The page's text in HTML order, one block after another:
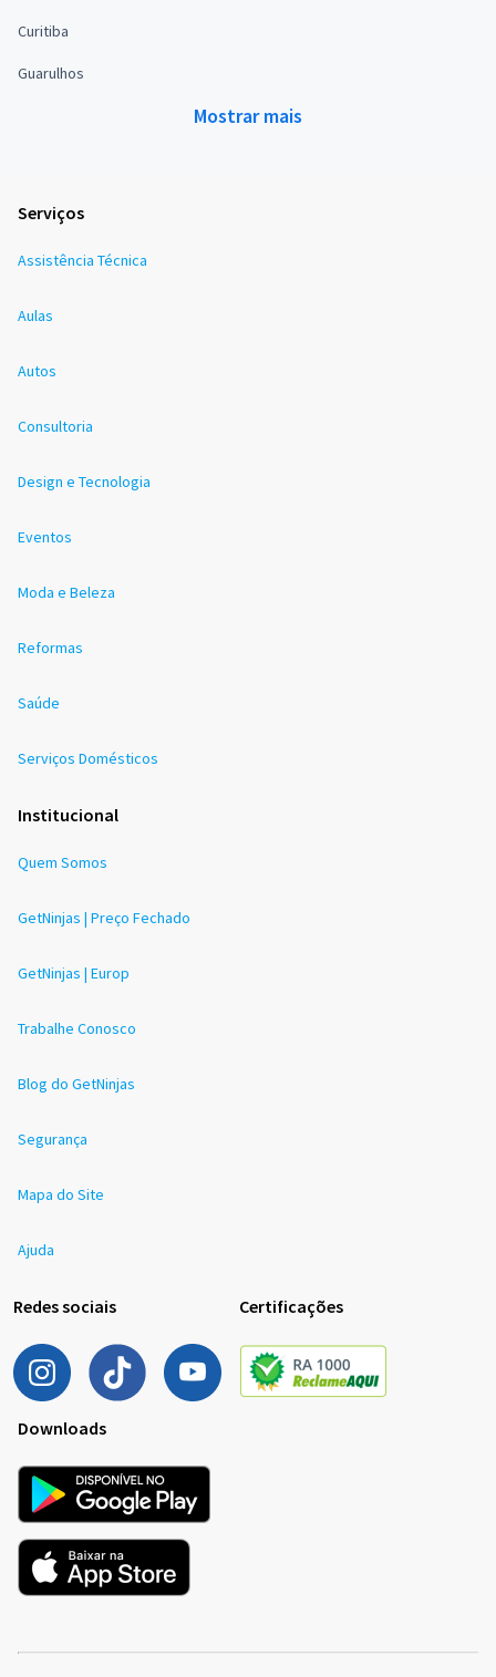
Curitiba
Guarulhos
Mostrar mais
Serviços
Assistência Técnica
Aulas
Autos
Consultoria
Design e Tecnologia
Eventos
Moda e Beleza
Reformas
Saúde
Serviços Domésticos
Institucional
Quem Somos
GetNinjas | Preço Fechado
GetNinjas | Europ
Trabalhe Conosco
Blog do GetNinjas
Segurança
Mapa do Site
Ajuda
Redes sociais Certificações
Downloads